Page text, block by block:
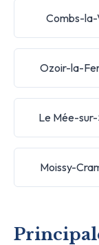
Combs-la-
Ozoir-la-
Le Mée-
Moissy-